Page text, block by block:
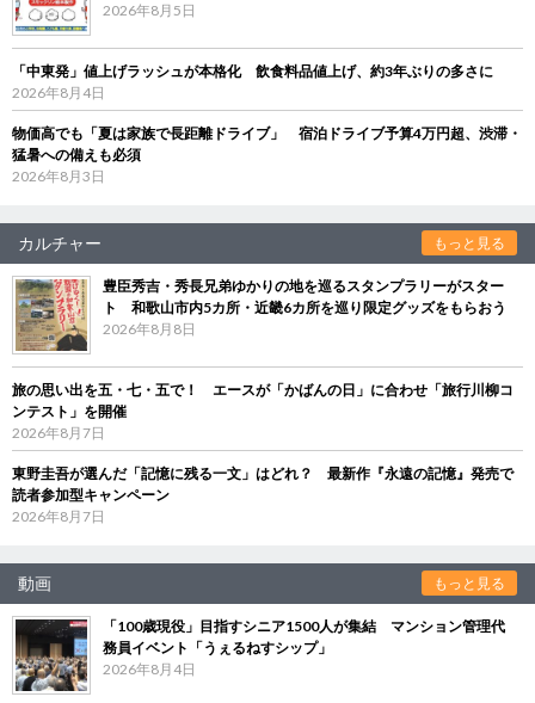
2026年8月5日
「中東発」値上げラッシュが本格化 飲食料品値上げ、約3年ぶりの多さに
2026年8月4日
物価高でも「夏は家族で長距離ドライブ」 宿泊ドライブ予算4万円超、渋滞・
猛暑への備えも必須
2026年8月3日
カルチャー もっと見る
豊臣秀吉・秀長兄弟ゆかりの地を巡るスタンプラリーがスター
ト 和歌山市内5カ所・近畿6カ所を巡り限定グッズをもらおう
2026年8月8日
旅の思い出を五・七・五で！ エースが「かばんの日」に合わせ「旅行川柳コ
ンテスト」を開催
2026年8月7日
東野圭吾が選んだ「記憶に残る一文」はどれ？ 最新作『永遠の記憶』発売で
読者参加型キャンペーン
2026年8月7日
動画 もっと見る
「100歳現役」目指すシニア1500人が集結 マンション管理代
務員イベント「うぇるねすシップ」
2026年8月4日